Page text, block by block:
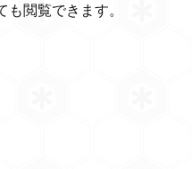
閲覧できます。